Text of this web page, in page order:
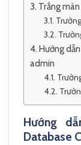
Trắng
Hướng
admin
Hướng
Database